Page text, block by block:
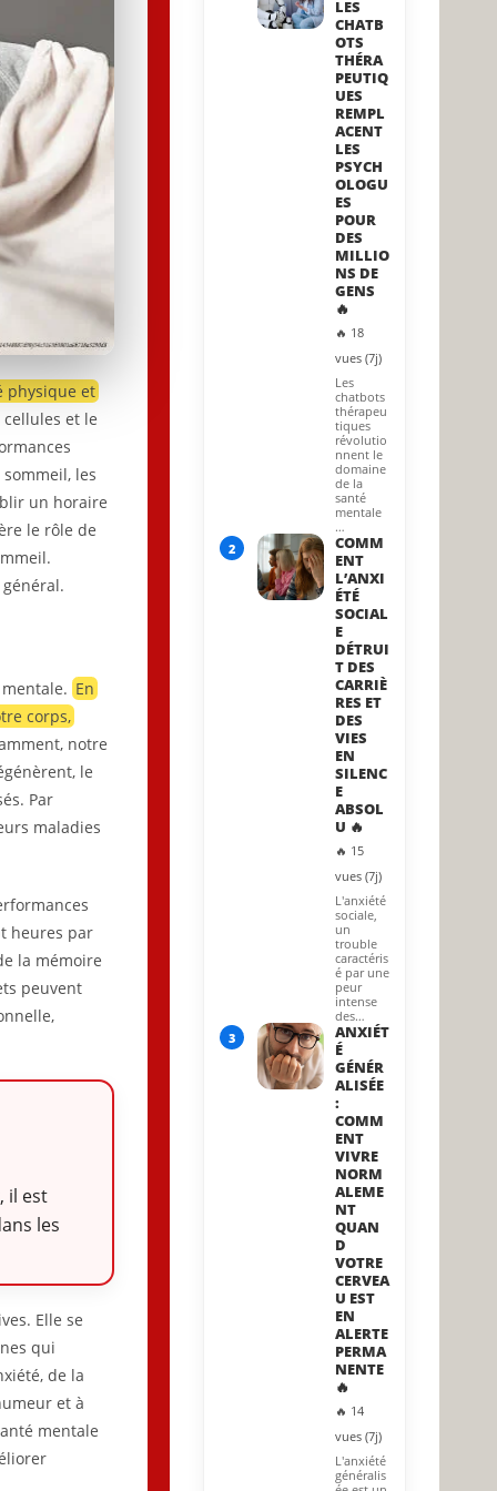
physique et
et le
les
un horaire
le rôle de
mentale.En
corps,
notre
le
Par
maladies
heures par
la mémoire
peuvent
il est
les
Elle se
qui
de la
et à
mentale
LES
CHATB
OTS
THÉRA
PEUTIQ
UES
REMPL
ACENT
LES
PSYCH
OLOGU
ES
POUR
DES
MILLIO
NS DE
GENS
🔥
🔥 18
vues (7j)
Les
chatbots
thérapeu
tiques
révolutio
nnent le
domaine
de la
santé
mentale
…
2
COMM
ENT
L’ANXI
ÉTÉ
SOCIAL
E
DÉTRUI
T DES
CARRIÈ
RES ET
DES
VIES
EN
SILENC
E
ABSOL
U 🔥
🔥 15
vues (7j)
L'anxiété
sociale,
un
trouble
caractéris
é par une
peur
intense
des…
3
ANXIÉT
É
GÉNÉR
ALISÉE
:
COMM
ENT
VIVRE
NORM
ALEME
NT
QUAN
D
VOTRE
CERVEA
U EST
EN
ALERTE
PERMA
NENTE
🔥
🔥 14
vues (7j)
L'anxiété
généralis